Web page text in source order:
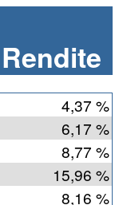
4,37 %
6,17 %
8,77 %
15,96 %
8,16 %